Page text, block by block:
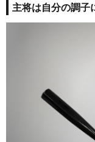
主将は自分の調子